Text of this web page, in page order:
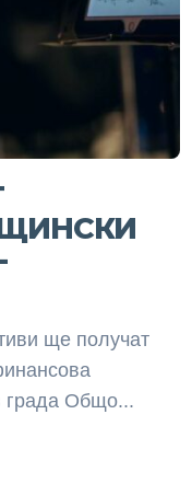
ще получат
града Общо...